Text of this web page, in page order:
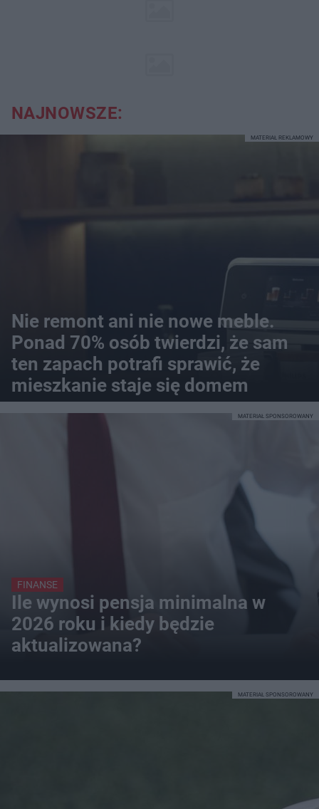
NAJNOWSZE:
Nie remont ani nie nowe meble.
Ponad 70% osób twierdzi, że sam
ten zapach potrafi sprawić, że
mieszkanie staje się domem
MATERIAŁ REKLAMOWY
FINANSE
Ile wynosi pensja minimalna w
2026 roku i kiedy będzie
aktualizowana?
MATERIAŁ SPONSOROWANY
MATERIAŁ SPONSOROWANY